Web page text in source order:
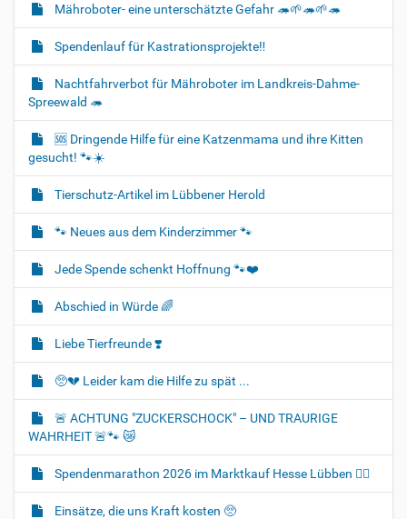
Mähroboter- eine unterschätzte Gefahr 🦔🌱🦔🌱🦔
Spendenlauf für Kastrationsprojekte‼️
Nachtfahrverbot für Mähroboter im Landkreis-Dahme-
Spreewald 🦔
🆘️ Dringende Hilfe für eine Katzenmama und ihre Kitten
gesucht! 🐾☀️
Tierschutz-Artikel im Lübbener Herold
🐾 Neues aus dem Kinderzimmer 🐾
Jede Spende schenkt Hoffnung 🐾❤️
Abschied in Würde 🌈
Liebe Tierfreunde ❣️
🥺💔 Leider kam die Hilfe zu spät ...
🚨 ACHTUNG "ZUCKERSCHOCK" – UND TRAURIGE
WAHRHEIT 🚨🐾 😿
Spendenmarathon 2026 im Marktkauf Hesse Lübben 👍🏻
Einsätze, die uns Kraft kosten 🥺